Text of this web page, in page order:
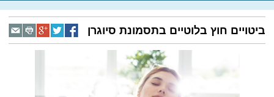
ביטויים חוץ בלוטיים בתסמונת סיוגרן